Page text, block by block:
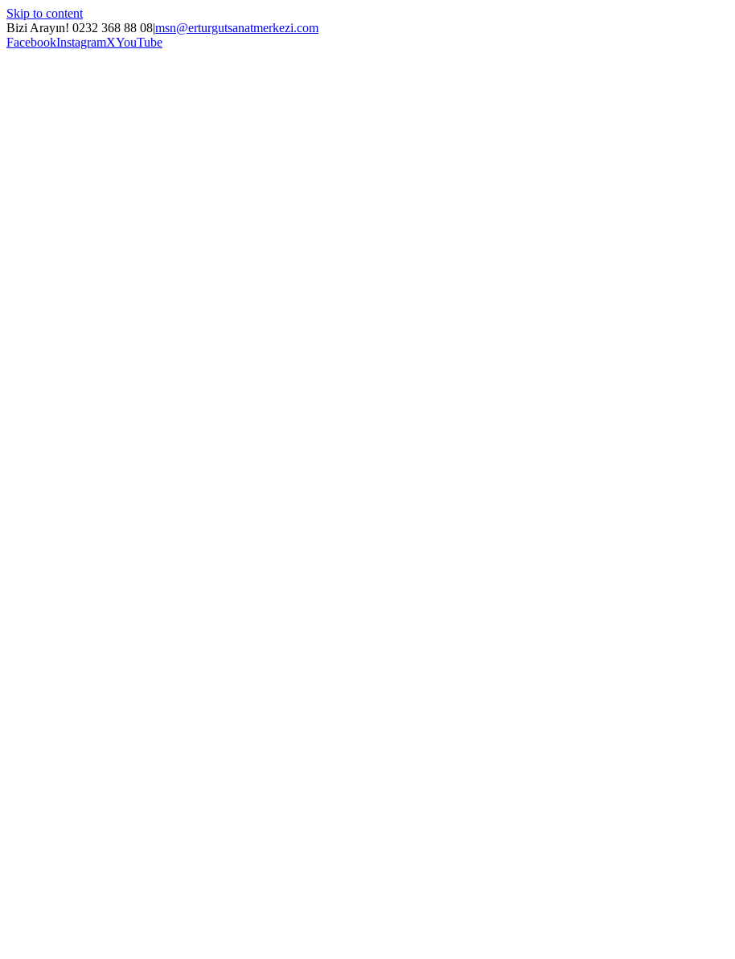
Skip to content
Bizi Arayın! 0232 368 88 08|msn@erturgutsanatmerkezi.com
FacebookInstagramXYouTube